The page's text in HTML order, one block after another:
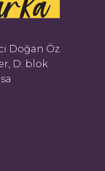
Doğan Öz
D: blok